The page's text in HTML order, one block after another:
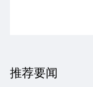
推荐要闻